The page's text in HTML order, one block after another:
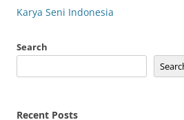
Karya Seni Indonesia
Search
Recent Posts